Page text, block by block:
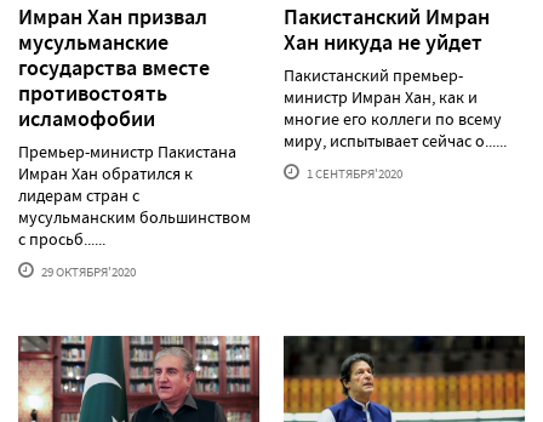
Имран Хан призвал
мусульманские
государства вместе
противостоять
исламофобии
Премьер-министр Пакистана
Имран Хан обратился к
лидерам стран с
мусульманским большинством
с просьб......
29 ОКТЯБРЯ'2020
Пакистанский Имран
Хан никуда не уйдет
Пакистанский премьер-
министр Имран Хан, как и
многие его коллеги по всему
миру, испытывает сейчас о......
1 СЕНТЯБРЯ'2020